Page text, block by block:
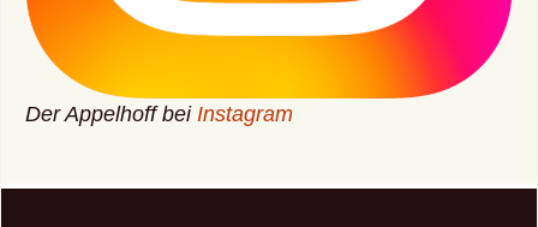
Der Appelhoff bei Instagram